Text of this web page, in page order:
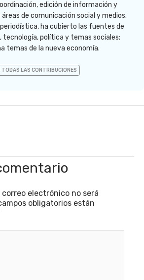
edición de información y
de comunicación social y medios.
periodística, ha cubierto las fuentes de
tecnología, política y temas sociales;
temas de la nueva economía.
TODAS LAS CONTRIBUCIONES
electrónico no será
obligatorios están